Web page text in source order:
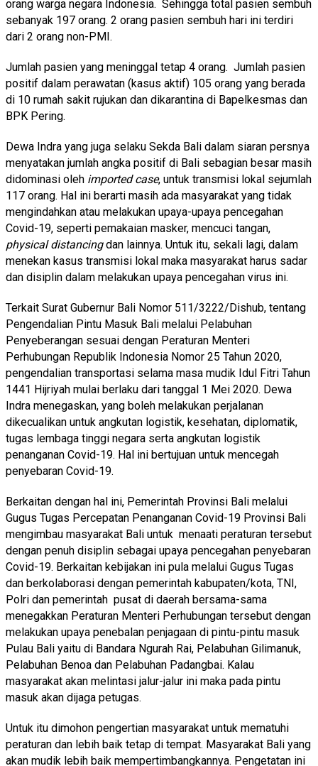
orang warga negara Indonesia. Sehingga total pasien sembuh
sebanyak 197 orang. 2 orang pasien sembuh hari ini terdiri
dari 2 orang non-PMI.
Jumlah pasien yang meninggal tetap 4 orang. Jumlah pasien
positif dalam perawatan (kasus aktif) 105 orang yang berada
di 10 rumah sakit rujukan dan dikarantina di Bapelkesmas dan
BPK Pering.
Dewa Indra yang juga selaku Sekda Bali dalam siaran persnya
menyatakan jumlah angka positif di Bali sebagian besar masih
didominasi oleh imported case, untuk transmisi lokal sejumlah
117 orang. Hal ini berarti masih ada masyarakat yang tidak
mengindahkan atau melakukan upaya-upaya pencegahan
Covid-19, seperti pemakaian masker, mencuci tangan,
physical distancingdan lainnya. Untuk itu, sekali lagi, dalam
menekan kasus transmisi lokal maka masyarakat harus sadar
dan disiplin dalam melakukan upaya pencegahan virus ini.
Terkait Surat Gubernur Bali Nomor 511/3222/Dishub, tentang
Pengendalian Pintu Masuk Bali melalui Pelabuhan
Penyeberangan sesuai dengan Peraturan Menteri
Perhubungan Republik Indonesia Nomor 25 Tahun 2020,
pengendalian transportasi selama masa mudik Idul Fitri Tahun
1441 Hijriyah mulai berlaku dari tanggal 1 Mei 2020. Dewa
Indra menegaskan, yang boleh melakukan perjalanan
dikecualikan untuk angkutan logistik, kesehatan, diplomatik,
tugas lembaga tinggi negara serta angkutan logistik
penanganan Covid-19. Hal ini bertujuan untuk mencegah
penyebaran Covid-19.
Berkaitan dengan hal ini, Pemerintah Provinsi Bali melalui
Gugus Tugas Percepatan Penanganan Covid-19 Provinsi Bali
mengimbau masyarakat Bali untuk menaati peraturan tersebut
dengan penuh disiplin sebagai upaya pencegahan penyebaran
Covid-19. Berkaitan kebijakan ini pula melalui Gugus Tugas
dan berkolaborasi dengan pemerintah kabupaten/kota, TNI,
Polri dan pemerintah pusat di daerah bersama-sama
menegakkan Peraturan Menteri Perhubungan tersebut dengan
melakukan upaya penebalan penjagaan di pintu-pintu masuk
Pulau Bali yaitu di Bandara Ngurah Rai, Pelabuhan Gilimanuk,
Pelabuhan Benoa dan Pelabuhan Padangbai. Kalau
masyarakat akan melintasi jalur-jalur ini maka pada pintu
masuk akan dijaga petugas.
Untuk itu dimohon pengertian masyarakat untuk mematuhi
peraturan dan lebih baik tetap di tempat. Masyarakat Bali yang
akan mudik lebih baik mempertimbangkannya. Pengetatan ini